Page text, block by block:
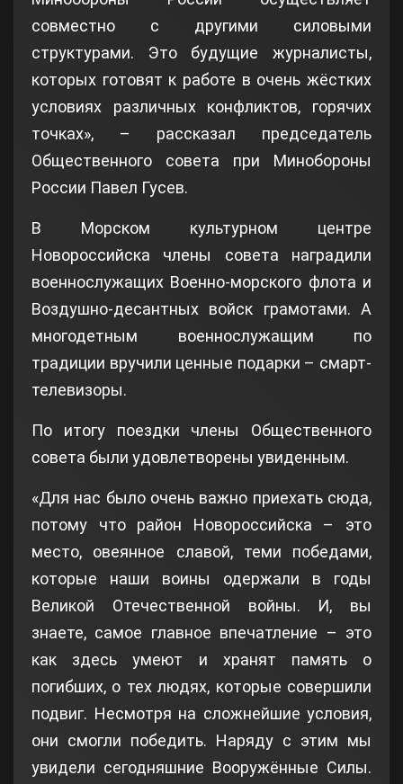
совместно с другими силовыми
структурами. Это будущие журналисты,
которых готовят к работе в очень жёстких
условиях различных конфликтов, горячих
точках», – рассказал председатель
Общественного совета при Минобороны
России Павел Гусев.
В Морском культурном центре
Новороссийска члены совета наградили
военнослужащих Военно-морского флота и
Воздушно-десантных войск грамотами. А
многодетным военнослужащим по
традиции вручили ценные подарки – смарт-
телевизоры.
По итогу поездки члены Общественного
совета были удовлетворены увиденным.
«Для нас было очень важно приехать сюда,
потому что район Новороссийска – это
место, овеянное славой, теми победами,
которые наши воины одержали в годы
Великой Отечественной войны. И, вы
знаете, самое главное впечатление – это
как здесь умеют и хранят память о
погибших, о тех людях, которые совершили
подвиг. Несмотря на сложнейшие условия,
они смогли победить. Наряду с этим мы
увидели сегодняшние Вооружённые Силы.